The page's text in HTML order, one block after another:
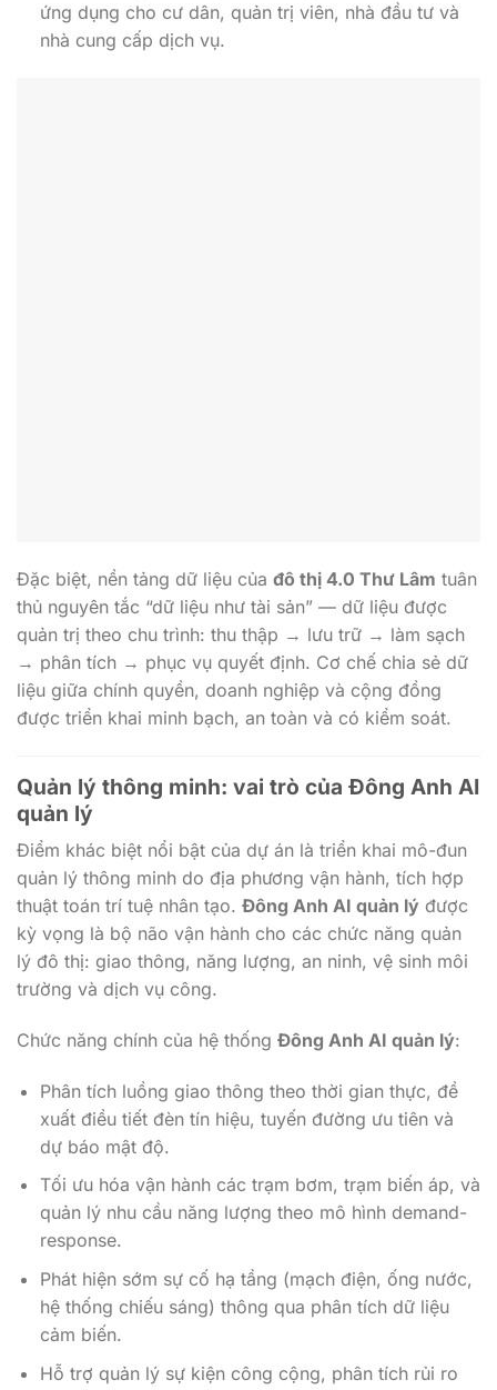
ứng dụng cho cư dân, quản trị viên, nhà đầu tư và
nhà cung cấp dịch vụ.
Đặc biệt, nền tảng dữ liệu của đô thị 4.0 Thư Lâm tuân
thủ nguyên tắc “dữ liệu như tài sản” — dữ liệu được
quản trị theo chu trình: thu thập → lưu trữ → làm sạch
→ phân tích → phục vụ quyết định. Cơ chế chia sẻ dữ
liệu giữa chính quyền, doanh nghiệp và cộng đồng
được triển khai minh bạch, an toàn và có kiểm soát.
Quản lý thông minh: vai trò của Đông Anh AI
quản lý
Điểm khác biệt nổi bật của dự án là triển khai mô-đun
quản lý thông minh do địa phương vận hành, tích hợp
thuật toán trí tuệ nhân tạo. Đông Anh AI quản lý được
kỳ vọng là bộ não vận hành cho các chức năng quản
lý đô thị: giao thông, năng lượng, an ninh, vệ sinh môi
trường và dịch vụ công.
Chức năng chính của hệ thống Đông Anh AI quản lý:
Phân tích luồng giao thông theo thời gian thực, đề
xuất điều tiết đèn tín hiệu, tuyến đường ưu tiên và
dự báo mật độ.
Tối ưu hóa vận hành các trạm bơm, trạm biến áp, và
quản lý nhu cầu năng lượng theo mô hình demand-
response.
Phát hiện sớm sự cố hạ tầng (mạch điện, ống nước,
hệ thống chiếu sáng) thông qua phân tích dữ liệu
cảm biến.
Hỗ trợ quản lý sự kiện công cộng, phân tích rủi ro